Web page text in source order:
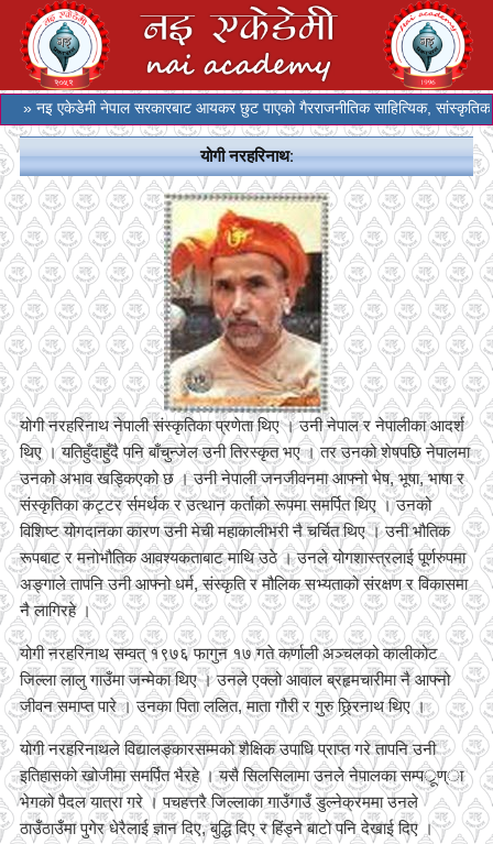
» नइ एकेडेमी नेपाल सरकारबाट आयकर छुट पाएको गैरराजनीतिक साहित्यिक, सांस्कृतिक र
योगी नरहरिनाथ:
योगी नरहरिनाथ नेपाली संस्कृतिका प्रणेता थिए । उनी नेपाल र नेपालीका आदर्श
थिए । यतिहुँदाहुँदै पनि बाँचुन्जेल उनी तिरस्कृत भए । तर उनको शेषपछि नेपालमा
उनको अभाव खड्किएको छ । उनी नेपाली जनजीवनमा आफ्नो भेष, भूषा, भाषा र
संस्कृतिका कट्टर र्समर्थक र उत्थान कर्ताको रूपमा समर्पित थिए । उनको
विशिष्ट योगदानका कारण उनी मेची महाकालीभरी नै चर्चित थिए । उनी भौतिक
रूपबाट र मनोभौतिक आवश्यकताबाट माथि उठे । उनले योगशास्त्रलाई पूर्णरुपमा
अङ्गाले तापनि उनी आफ्नो धर्म, संस्कृति र मौलिक सभ्यताको संरक्षण र विकासमा
नै लागिरहे ।
योगी नरहरिनाथ सम्वत् १९७६ फागुन १७ गते कर्णाली अञ्चलको कालीकोट
जिल्ला लालु गाउँमा जन्मेका थिए । उनले एक्लो आवाल ब्रहृमचारीमा नै आफ्नो
जीवन समाप्त पारे । उनका पिता ललित, माता गौरी र गुरु छ्रि्रनाथ थिए ।
योगी नरहरिनाथले विद्यालङ्कारसम्मको शैक्षिक उपाधि प्राप्त गरे तापनि उनी
इतिहासको खोजीमा समर्पित भैरहे । यसै सिलसिलामा उनले नेपालका सम्पर्ूण्ा
भेगको पैदल यात्रा गरे । पचहत्तरै जिल्लाका गाउँगाउँ डुल्नेक्रममा उनले
ठाउँठाउँमा पुगेर धेरैलाई ज्ञान दिए, बुद्धि दिए र हिंड्ने बाटो पनि देखाई दिए ।